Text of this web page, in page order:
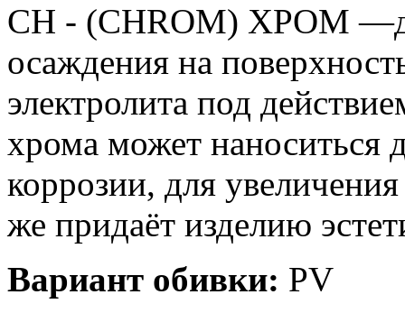
СН - (CHROM) ХРОМ
осаждения на
электролита под
хрома может наноситься
коррозии, для
же придаёт изделию
Вариант обивки: PV